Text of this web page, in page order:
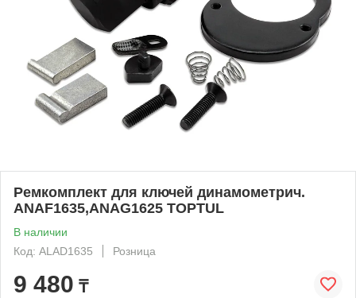
Ремкомплект для ключей динамометрич.
ANAF1635,ANAG1625 TOPTUL
В наличии
Код: ALAD1635
Розница
9 480 ₸